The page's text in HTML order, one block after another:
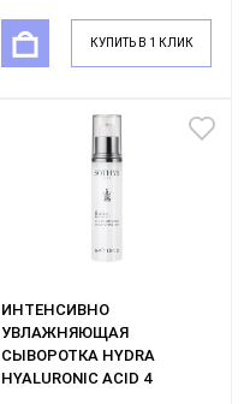
КУПИТЬ В 1 КЛИК
ИНТЕНСИВНО
УВЛАЖНЯЮЩАЯ
СЫВОРОТКА HYDRA
HYALURONIC ACID 4